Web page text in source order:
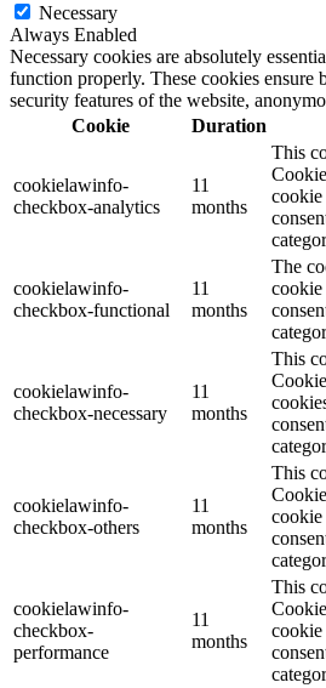
Necessary
Always Enabled
Necessary cookies are absolutely
function properly. These cookies ensure
security features of the website,
Cookie
Duration
cookielawinfo-
checkbox-analytics
11
months
This
cookie
cookielawinfo-
checkbox-functional
11
months
The
cookie
cookielawinfo-
checkbox-necessary
11
months
This
cookielawinfo-
checkbox-others
11
months
This
cookie
cookielawinfo-
checkbox-
performance
11
months
This
cookie